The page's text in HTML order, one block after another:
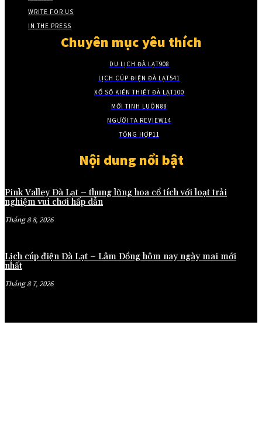
WRITE FOR US
IN THE PRESS
Chuyên mục yêu thích
DU LỊCH ĐÀ LẠT908
LỊCH CÚP ĐIỆN ĐÀ LẠT541
XỔ SỐ KIẾN THIẾT ĐÀ LẠT100
MỚI TINH LUÔN88
NGƯỜI TA REVIEW14
TỔNG HỢP11
Nội dung nổi bật
Pink Valley Đà Lạt – thung lũng hoa cổ tích với loạt trải
nghiệm vui chơi hấp dẫn
Tháng 8 8, 2026
Lịch cúp điện Đà Lạt – Lâm Đồng hôm nay ngày mai mới
nhất
Tháng 8 7, 2026